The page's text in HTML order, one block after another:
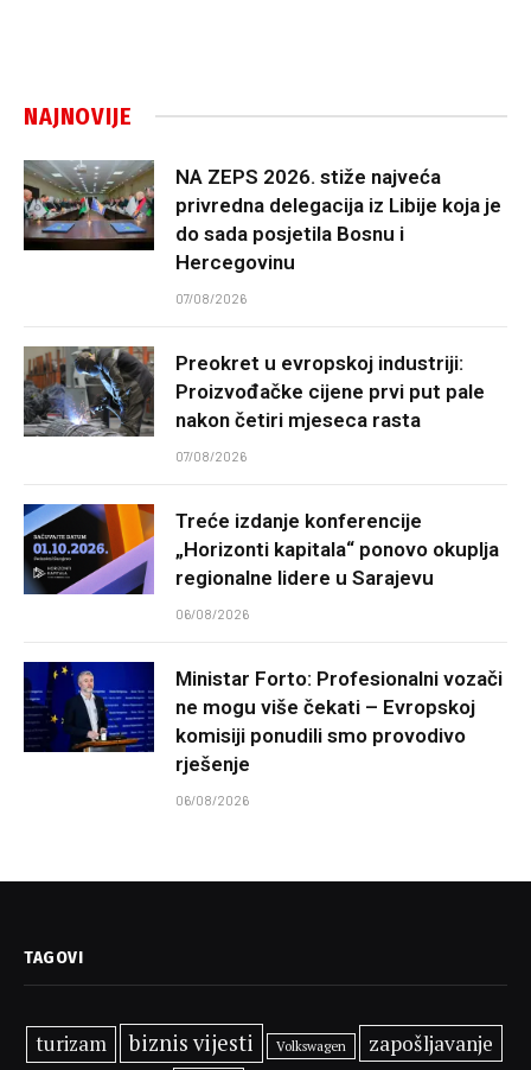
NAJNOVIJE
NA ZEPS 2026. stiže najveća
privredna delegacija iz Libije koja je
do sada posjetila Bosnu i
Hercegovinu
07/08/2026
Preokret u evropskoj industriji:
Proizvođačke cijene prvi put pale
nakon četiri mjeseca rasta
07/08/2026
Treće izdanje konferencije
„Horizonti kapitala“ ponovo okuplja
regionalne lidere u Sarajevu
06/08/2026
Ministar Forto: Profesionalni vozači
ne mogu više čekati – Evropskoj
komisiji ponudili smo provodivo
rješenje
06/08/2026
TAGOVI
turizam biznis vijesti Volkswagen zapošljavanje